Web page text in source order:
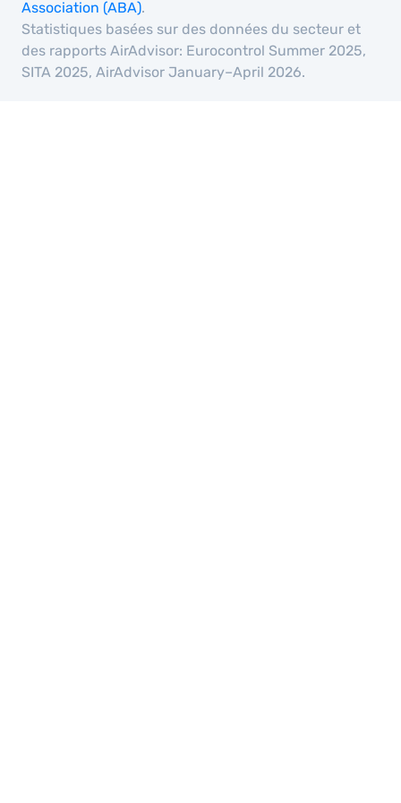
Association (ABA).
Statistiques basées sur des données du secteur et
des rapports AirAdvisor: Eurocontrol Summer 2025,
SITA 2025, AirAdvisor January–April 2026.